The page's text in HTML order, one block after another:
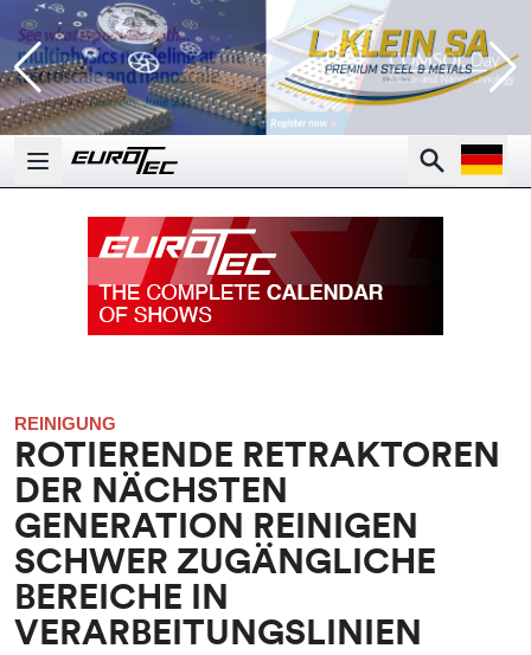
Open main menu
Search
Open
REINIGUNG
ROTIERENDE RETRAKTOREN
DER NÄCHSTEN
GENERATION REINIGEN
SCHWER ZUGÄNGLICHE
BEREICHE IN
VERARBEITUNGSLINIEN